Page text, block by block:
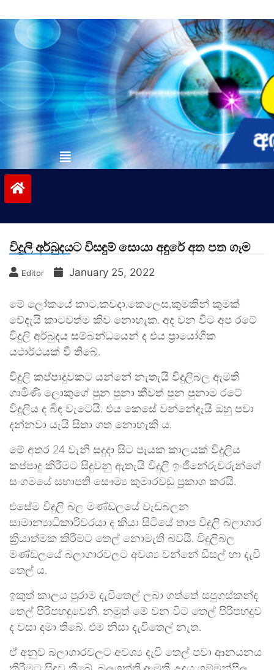
to
contentvinivida.lk
විදුලි අර්බුදයට විසඳුම් සොයා අඳුරේ අත පත ගෑම
Editor January 25, 2022
මේ ලෝකයේ කාට,කවදා,කෙලෙස,කුමකින් කුමක්
වේදැයි කාටවත්ම කිව නොහැක. අද වන විට අප රටේ
විදුලි අර්බුදය සම්බන්ධයෙන් ද එය ප්‍රායෝගික
යථාර්ථයක් වී තිබේ.
විදුලි කප්පාදුවකට යන්නේ නැතැයි විදුලිබල ඇමති
ගාමිණි ලොකුගේ පුන පුනා කීවත් පුන පුනාම රටේ
විදුලිය ද බිඳ වැටෙයි. එය කෙසේ වන්නේදැයි ඔහු පවා
දන්නවා යැයි සිතා ගත නොහැකි ය.
මේ අතර 24 වැනි සදුදා සිට පැයක කාලයක් විදුලිය
කප්පාදු කිරීමට සිදුවනු ඇතැයි විදුලි ඉංජිනේරුවරුන්ගේ
සංගමයේ සභාපති සෞම්‍ය කුමාරවඩු ප්‍රකාශ කරයි.
එසේම විදුලි බල මණ්ඩලයේ වැඩබලන
සාමාන්‍යාධිකාරිවරයා ද කියා සිටියේ තාප විදුලි බලාගාර
ක්‍රියාත්මක කිරීමට තෙල් නොමැති බවයි. විදුලිබල
මණ්ඩලයේ බලාගාරවලට අවශ්‍ය වන්නේ ඩීසල් හා දැවි
තෙල් ය.
ඉකුත් කාලය පුරාම දැවිතෙල් ලබා ගත්තේ සපුගස්කන්ද
තෙල් පිරිපහදුවෙනි. නමුත් මේ වන විට තෙල් පිරිපහදුව
ද වසා දමා තිබේ. එම නිසා දැවිතෙල් නැත.
ඒ අනුව බලාගාරවලට අවශ්‍ය දැවි තෙල් පවා ආනයනය